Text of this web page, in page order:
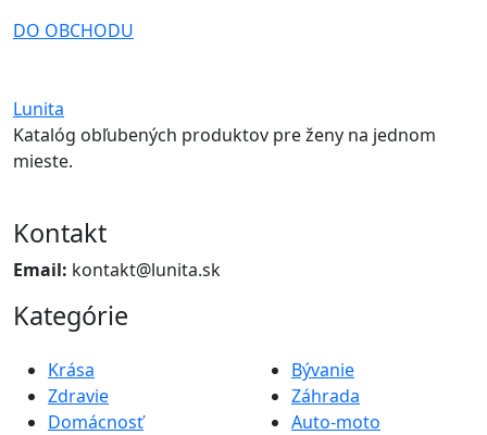
DO OBCHODU
Lunita
Katalóg obľubených produktov pre ženy na jednom
mieste.
Kontakt
Email: kontakt@lunita.sk
Kategórie
Krása
Zdravie
Domácnosť
Bývanie
Záhrada
Auto-moto